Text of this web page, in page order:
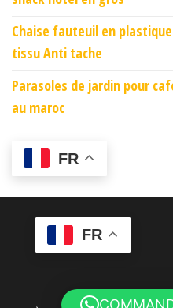
Chaise fauteuil en
tissu Anti tache
Parasoles de jardin pour
au maroc
FR
FR